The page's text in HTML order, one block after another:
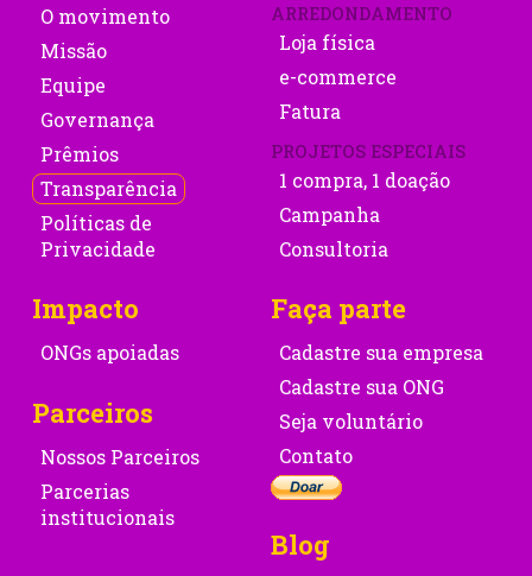
O movimento
Missão
Equipe
Governança
Prêmios
Transparência
Políticas de
Privacidade
ARREDONDAMENTO
Loja física
e-commerce
Fatura
PROJETOS ESPECIAIS
1 compra, 1 doação
Campanha
Consultoria
Impacto
ONGs apoiadas
Parceiros
Nossos Parceiros
Parcerias
institucionais
Faça parte
Cadastre sua empresa
Cadastre sua ONG
Seja voluntário
Contato
Blog